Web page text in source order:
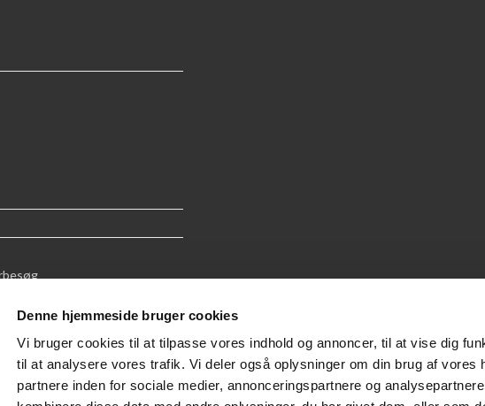
Denne hjemmeside bruger cookies
Vi bruger cookies til at tilpasse vores indhold og annoncer, til at vise dig
til at analysere vores trafik. Vi deler også oplysninger om din brug af vores
partnere inden for sociale medier, annonceringspartnere og